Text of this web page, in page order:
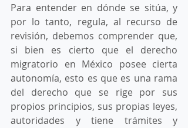
Para entender en dónde se sitúa, y
por lo tanto, regula, al recurso de
revisión, debemos comprender que,
si bien es cierto que el derecho
migratorio en México posee cierta
autonomía, esto es que es una rama
del derecho que se rige por sus
propios principios, sus propias leyes,
autoridades y tiene trámites y